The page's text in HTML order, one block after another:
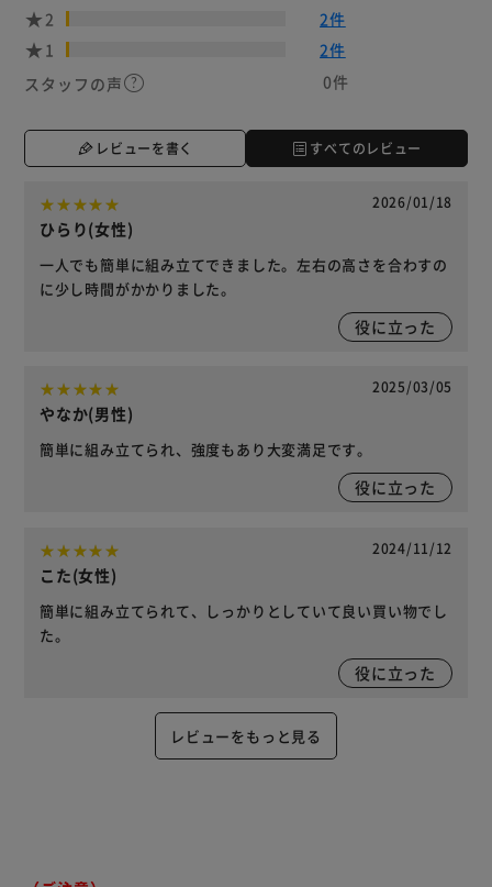
2
2件
1
2件
スタッフの声
0件
レビューを書く すべてのレビュー
2026/01/18
ひらり(女性)
一人でも簡単に組み立てできました。左右の高さを合わすの
に少し時間がかかりました。
役に立った
2025/03/05
やなか(男性)
簡単に組み立てられ、強度もあり大変満足です。
役に立った
2024/11/12
こた(女性)
簡単に組み立てられて、しっかりとしていて良い買い物でし
た。
役に立った
レビューをもっと見る